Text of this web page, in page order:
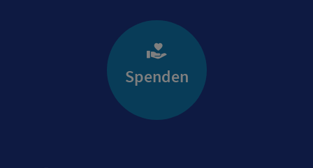
Spenden